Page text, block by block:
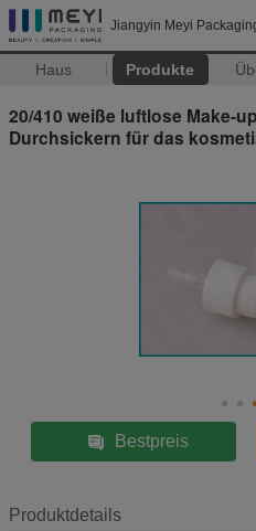
Jiangyin Meyi
Haus Produkte
20/410 weiße luftlose Make-
Durchsickern für das
Bestpreis
Produktdetails